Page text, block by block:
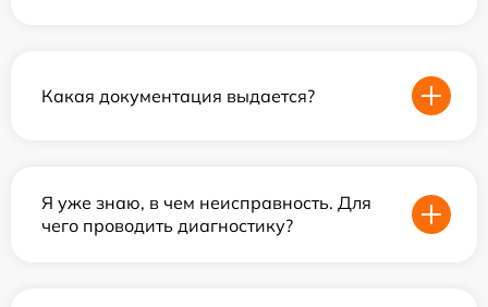
Какая документация выдается?
Я уже знаю, в чем неисправность. Для
чего проводить диагностику?